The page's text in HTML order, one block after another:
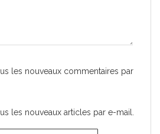
les nouveaux commentaires par
les nouveaux articles par e-mail.